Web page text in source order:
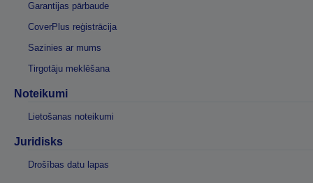
Garantijas pārbaude
CoverPlus reģistrācija
Sazinies ar mums
Tirgotāju meklēšana
Noteikumi
Lietošanas noteikumi
Juridisks
Drošības datu lapas